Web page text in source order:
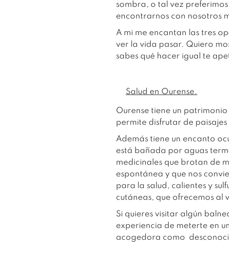
sombra, o tal vez
encontrarnos con nosotros
A mi me encantan las tres
ver la vida pasar. Quiero
sabes qué hacer igual te
Salud en Ourense.
Ourense tiene un
permite disfrutar de paisajes
Además tiene un encanto
está bañada por aguas
medicinales que brotan de
espontánea y que nos
para la salud, calientes y
cutáneas, que ofrecemos al
Si quieres visitar algún
experiencia de meterte en
acogedora como